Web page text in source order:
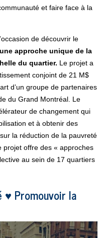
et faire face à la
de découvrir le
une approche unique de la
du quartier. Le projet a
conjoint de 21 M$
d’un groupe de partenaires
du Grand Montréal. Le
de changement qui
et à obtenir des
la réduction de la pauvreté
projet offre des « approches
au sein de 17 quartiers
♥ Promouvoir la